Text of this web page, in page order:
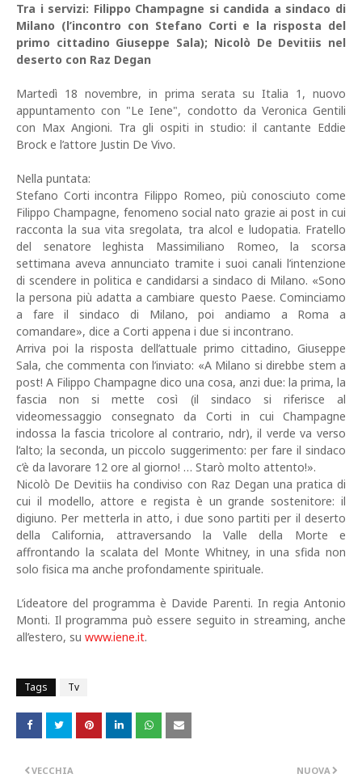
Tra i servizi: Filippo Champagne si candida a sindaco di
Milano (l’incontro con Stefano Corti e la risposta del
primo cittadino Giuseppe Sala); Nicolò De Devitiis nel
deserto con Raz Degan
Martedì 18 novembre, in prima serata su Italia 1, nuovo
appuntamento con "Le Iene", condotto da Veronica Gentili
con Max Angioni. Tra gli ospiti in studio: il cantante Eddie
Brock e l’attore Justin De Vivo.
Nella puntata:
Stefano Corti incontra Filippo Romeo, più conosciuto come
Filippo Champagne, fenomeno social nato grazie ai post in cui
racconta la sua vita sregolata, tra alcol e ludopatia. Fratello
del senatore leghista Massimiliano Romeo, la scorsa
settimana aveva annunciato tramite i suoi canali l’intenzione
di scendere in politica e candidarsi a sindaco di Milano. «Sono
la persona più adatta a cambiare questo Paese. Cominciamo
a fare il sindaco di Milano, poi andiamo a Roma a
comandare», dice a Corti appena i due si incontrano.
Arriva poi la risposta dell’attuale primo cittadino, Giuseppe
Sala, che commenta con l’inviato: «A Milano si direbbe stem a
post! A Filippo Champagne dico una cosa, anzi due: la prima, la
fascia non si mette così (il sindaco si riferisce al
videomessaggio consegnato da Corti in cui Champagne
indossa la fascia tricolore al contrario, ndr), il verde va verso
l’alto; la seconda, un piccolo suggerimento: per fare il sindaco
c’è da lavorare 12 ore al giorno! … Starò molto attento!».
Nicolò De Devitiis ha condiviso con Raz Degan una pratica di
cui il modello, attore e regista è un grande sostenitore: il
digiuno. Per metterla in atto, i due sono partiti per il deserto
della California, attraversando la Valle della Morte e
affrontando la scalata del Monte Whitney, in una sfida non
solo fisica ma anche profondamente spirituale.
L’ideatore del programma è Davide Parenti. In regia Antonio
Monti. Il programma può essere seguito in streaming, anche
all’estero, su www.iene.it.
Tags Tv
NUOVA
VECCHIA